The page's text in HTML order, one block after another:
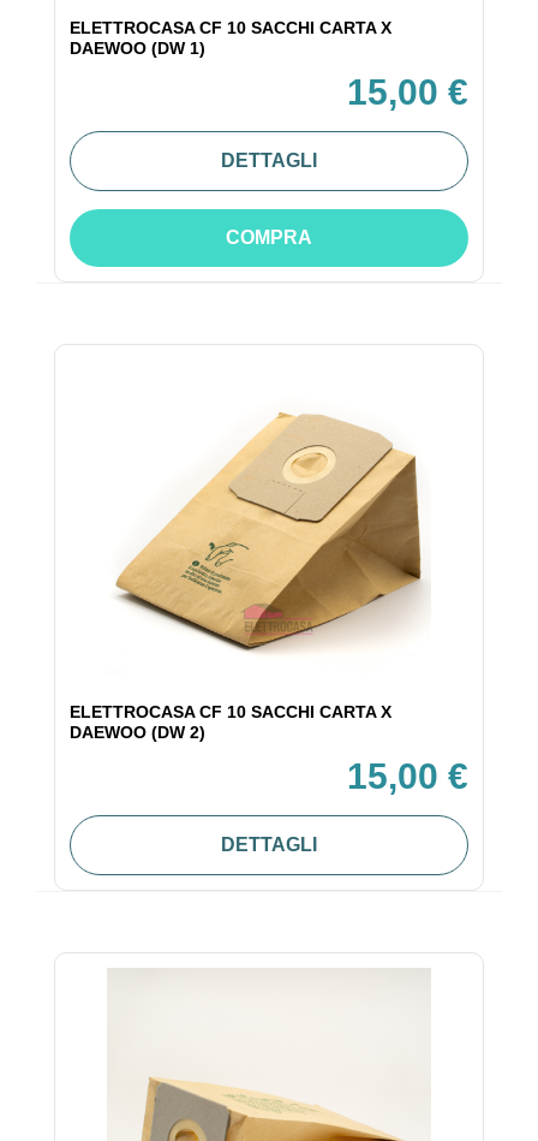
ELETTROCASA CF 10 SACCHI CARTA X
DAEWOO (DW 1)
15,00 €
DETTAGLI
COMPRA
ELETTROCASA CF 10 SACCHI CARTA X
DAEWOO (DW 2)
15,00 €
DETTAGLI